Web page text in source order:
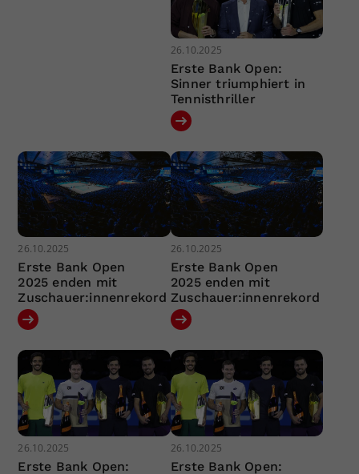
26.10.2025
Erste Bank Open:
Sinner triumphiert in
Tennisthriller
26.10.2025
Erste Bank Open
2025 enden mit
Zuschauer:innenrekord
26.10.2025
Erste Bank Open
2025 enden mit
Zuschauer:innenrekord
26.10.2025
Erste Bank Open:
26.10.2025
Erste Bank Open: